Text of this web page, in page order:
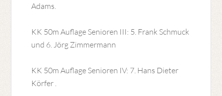
Adams.
KK 50m Auflage Senioren III: 5. Frank Schmuck
und 6. Jörg Zimmermann
KK 50m Auflage Senioren IV: 7. Hans Dieter
Körfer .